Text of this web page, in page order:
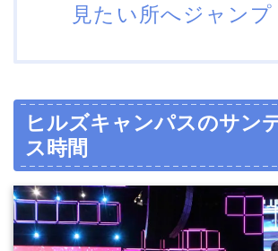
見たい所へジャンプ
ヒルズキャンパスのサン
ス時間